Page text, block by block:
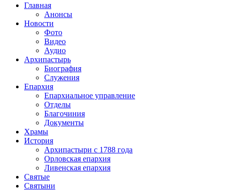
Главная
Анонсы
Новости
Фото
Видео
Аудио
Архипастырь
Биография
Служения
Епархия
Епархиальное управление
Отделы
Благочиния
Документы
Храмы
История
Архипастыри с 1788 года
Орловская епархия
Ливенская епархия
Святые
Святыни